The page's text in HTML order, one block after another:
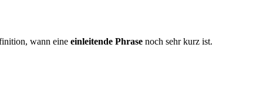
wann eine einleitende Phrase noch sehr kurz ist.